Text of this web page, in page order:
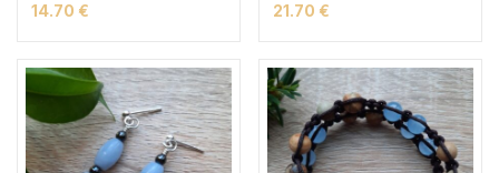
14.70 €
21.70 €